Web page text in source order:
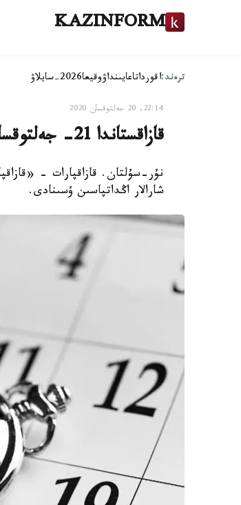
KAZINFORM
ترەند:اقورداتاعايىنداۋوقيعا2026-سايلاۋ
22:14, 20 جەلتوقسان 2020
قازاقستاندا 21- جەلتوقسان كۇنى بولاتىن ماڭىزدى شارالار اڭداتپاسى
شارالار اڭداتپاسىن ۇسىنادى.